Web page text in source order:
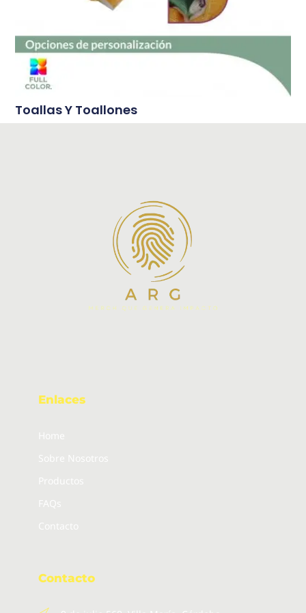
Toallas Y Toallones
Enlaces
Home
Sobre Nosotros
Productos
FAQs
Contacto
Contacto